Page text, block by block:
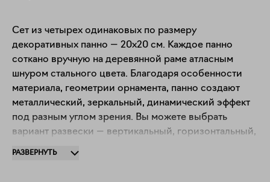
Сет из четырех одинаковых по размеру
декоративных панно — 20х20 см. Каждое панно
соткано вручную на деревянной раме атласным
шнуром стального цвета. Благодаря особенности
материала, геометрии орнамента, панно создают
металлический, зеркальный, динамический эффект
под разным углом зрения. Вы можете выбрать
вариант развески — вертикальный, горизонтальный,
РАЗВЕРНУТЬ